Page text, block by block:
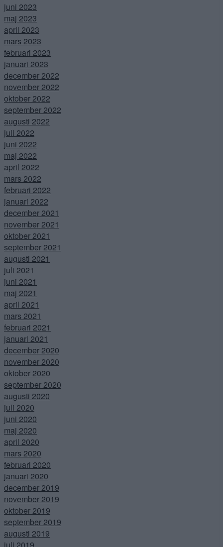
juni 2023
maj 2023
april 2023
mars 2023
februari 2023
januari 2023
december 2022
november 2022
oktober 2022
september 2022
augusti 2022
juli 2022
juni 2022
maj 2022
april 2022
mars 2022
februari 2022
januari 2022
december 2021
november 2021
oktober 2021
september 2021
augusti 2021
juli 2021
juni 2021
maj 2021
april 2021
mars 2021
februari 2021
januari 2021
december 2020
november 2020
oktober 2020
september 2020
augusti 2020
juli 2020
juni 2020
maj 2020
april 2020
mars 2020
februari 2020
januari 2020
december 2019
november 2019
oktober 2019
september 2019
augusti 2019
juli 2019